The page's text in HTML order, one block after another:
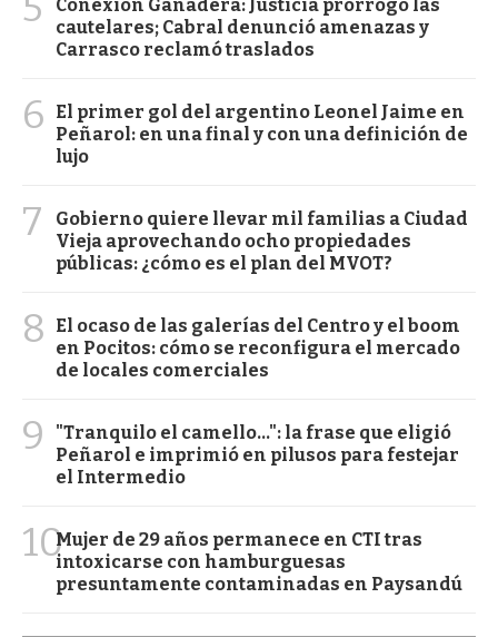
Conexión Ganadera: Justicia prorrogó las
cautelares; Cabral denunció amenazas y
Carrasco reclamó traslados
6
El primer gol del argentino Leonel Jaime en
Peñarol: en una final y con una definición de
lujo
7
Gobierno quiere llevar mil familias a Ciudad
Vieja aprovechando ocho propiedades
públicas: ¿cómo es el plan del MVOT?
8
El ocaso de las galerías del Centro y el boom
en Pocitos: cómo se reconfigura el mercado
de locales comerciales
9
"Tranquilo el camello...": la frase que eligió
Peñarol e imprimió en pilusos para festejar
el Intermedio
10Mujer de 29 años permanece en CTI tras
intoxicarse con hamburguesas
presuntamente contaminadas en Paysandú